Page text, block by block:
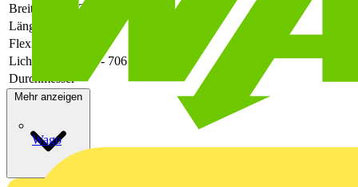
Wago
Breite
240
Länge
Flexibel
Lichtstrom
706 - 706
Durchmesser -
Mehr anzeigen